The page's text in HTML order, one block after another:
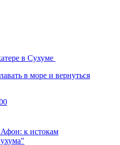
в Сухуме
в море и вернуться